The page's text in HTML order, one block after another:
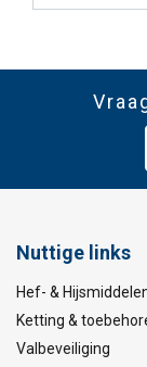
Nuttige links
Hef- &
Ketting &
Valbeveiliging